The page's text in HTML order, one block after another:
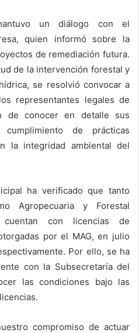
un diálogo con el
quien informó sobre la
de remediación futura.
de la intervención forestal y
se resolvió convocar a
representantes legales de
de conocer en detalle sus
de prácticas
la integridad ambiental del
ha verificado que tanto
Agropecuaria y Forestal
cuentan con licencias de
por el MAG, en julio
Por ello, se ha
con la Subsecretaría del
las condiciones bajo las
compromiso de actuar